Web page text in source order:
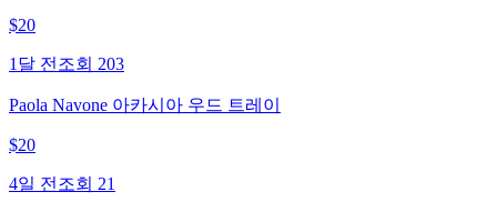
$20
1달 전 조회 203
Paola Navone 아카시아 우드 트레이
$20
4일 전 조회 21